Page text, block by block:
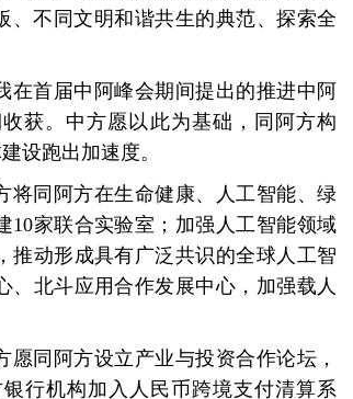
、不同文明和谐共生的典范、探索全
在首届中阿峰会期间提出的推进中阿
获。中方愿以此为基础，同阿方构
设跑出加速度。
将同阿方在生命健康、人工智能、绿
10家联合实验室；加强人工智能领域
推动形成具有广泛共识的全球人工智
、北斗应用合作发展中心，加强载人
同阿方设立产业与投资合作论坛，
行机构加入人民币跨境支付清算系